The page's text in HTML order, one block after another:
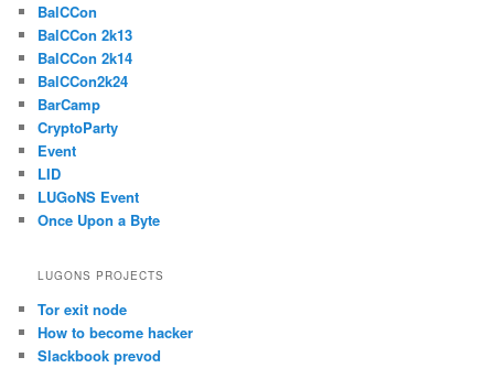
BalCCon
BalCCon 2k13
BalCCon 2k14
BalCCon2k24
BarCamp
CryptoParty
Event
LID
LUGoNS Event
Once Upon a Byte
LUGONS PROJECTS
Tor exit node
How to become hacker
Slackbook prevod